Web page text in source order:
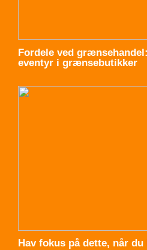
Fordele ved
eventyr i grænsebutikker
Hav fokus på dette, når